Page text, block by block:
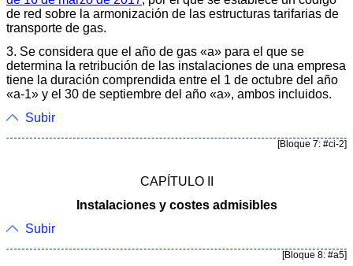
de red sobre la armonización de las estructuras tarifarias de
transporte de gas.
3. Se considera que el año de gas «a» para el que se
determina la retribución de las instalaciones de una empresa
tiene la duración comprendida entre el 1 de octubre del año
«a-1» y el 30 de septiembre del año «a», ambos incluidos.
Subir
[Bloque 7: #ci-2]
CAPÍTULO II
Instalaciones y costes admisibles
Subir
[Bloque 8: #a5]